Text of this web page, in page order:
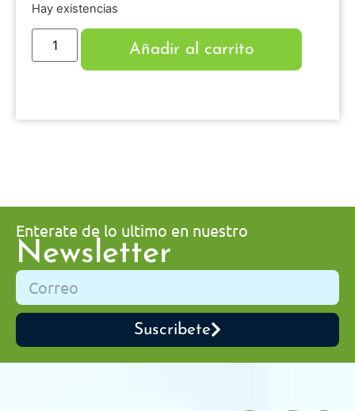
Hay existencias
Añadir al carrito
Enterate de lo ultimo en nuestro
Newsletter
Suscribete